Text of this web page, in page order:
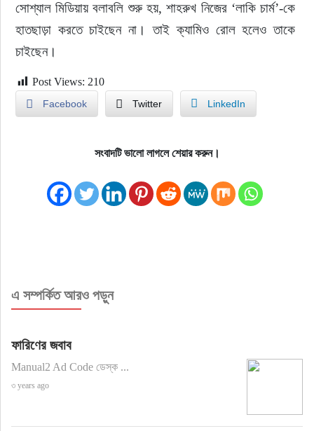
সোশ্যাল মিডিয়ায় বলাবলি শুরু হয়, শাহরুখ নিজের ‘লাকি চার্ম’-কে
হাতছাড়া করতে চাইছেন না। তাই ক্যামিও রোল হলেও তাকে
চাইছেন।
Post Views: 210
Facebook Twitter LinkedIn
সংবাদটি ভালো লাগলে শেয়ার করুন।
এ সম্পর্কিত আরও পড়ুন
ফারিণের জবাব
Manual2 Ad Code ডেস্ক ...
৩ years ago